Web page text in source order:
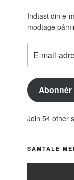
Indtast din e-
modtage
mail-
adresse
Abonnér
Join 54 other
SAMTALE